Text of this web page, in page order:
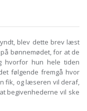
blev dette brev læst
bønnemødet, for at de
hvorfor hun hele tiden
følgende fremgå hvor
fik, og læseren vil deraf,
begivenhederne vil ske